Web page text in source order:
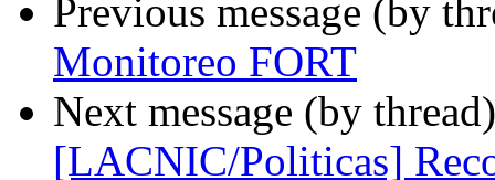
Previous message (by
Monitoreo FORT
Next message (by
[LACNIC/Politicas]